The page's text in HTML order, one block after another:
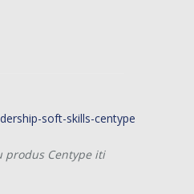
produs Centype iti